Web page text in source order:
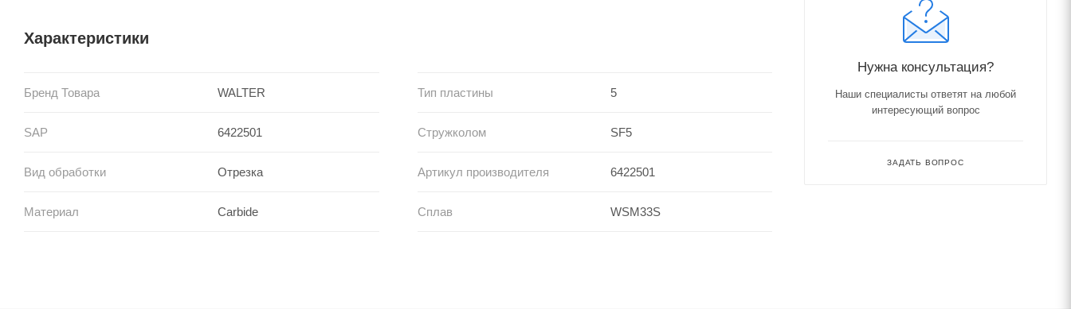
Характеристики
Бренд Товара WALTER Тип пластины 5
SAP 6422501 Стружколом SF5
Вид обработки Отрезка Артикул производителя 6422501
Материал Carbide Сплав WSM33S
Нужна консультация?
Наши специалисты ответят на любой
интересующий вопрос
ЗАДАТЬ ВОПРОС